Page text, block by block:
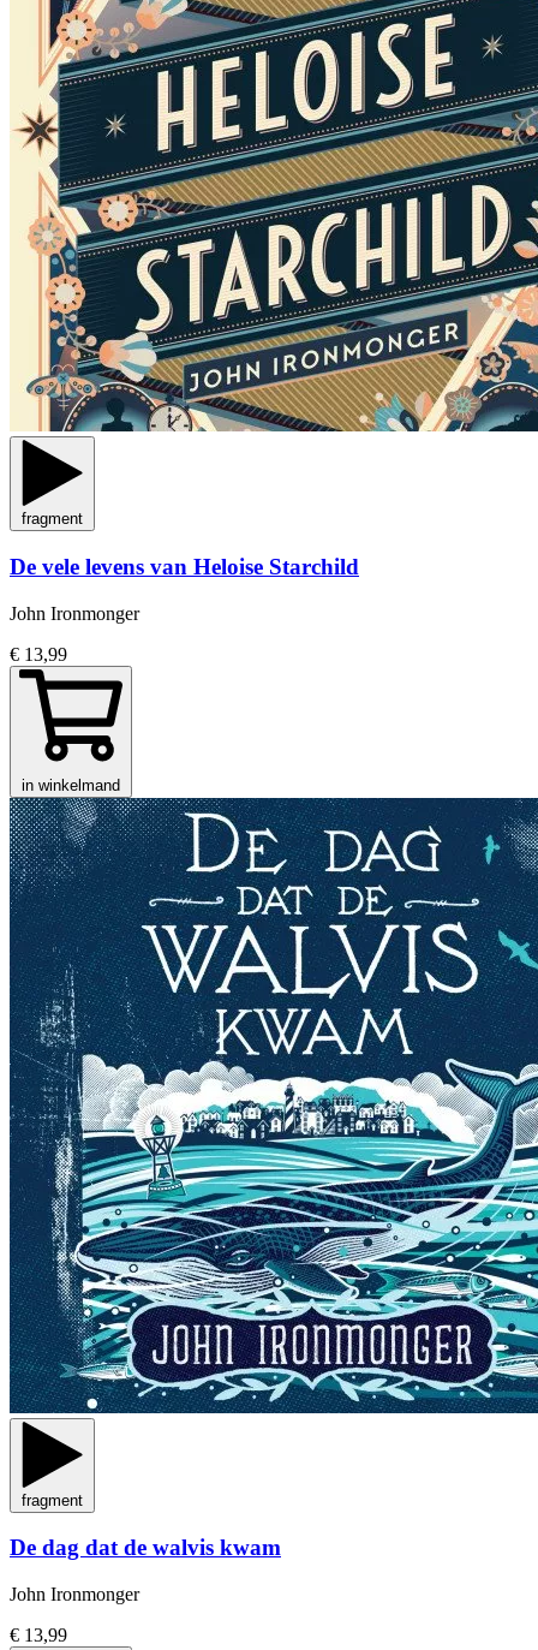
fragment
De vele levens van Heloise Starchild
John Ironmonger
€ 13,99
in winkelmand
fragment
De dag dat de walvis kwam
John Ironmonger
€ 13,99